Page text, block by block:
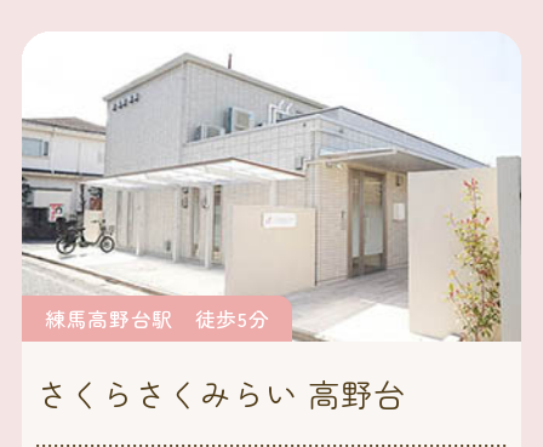
練馬高野台駅 徒歩5分
さくらさくみらい 高野台